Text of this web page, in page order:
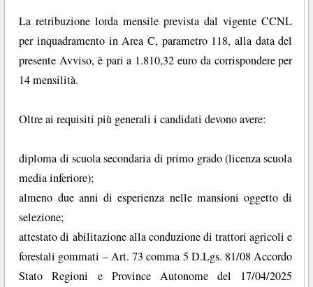
La retribuzione lorda mensile prevista dal vigente CCNL
per inquadramento in Area C, parametro 118, alla data del
presente Avviso, è pari a 1.810,32 euro da corrispondere per
14 mensilità.
Oltre ai requisiti più generali i candidati devono avere:
diploma di scuola secondaria di primo grado (licenza scuola
media inferiore);
almeno due anni di esperienza nelle mansioni oggetto di
selezione;
attestato di abilitazione alla conduzione di trattori agricoli e
forestali gommati – Art. 73 comma 5 D.Lgs. 81/08 Accordo
Stato Regioni e Province Autonome del 17/04/2025